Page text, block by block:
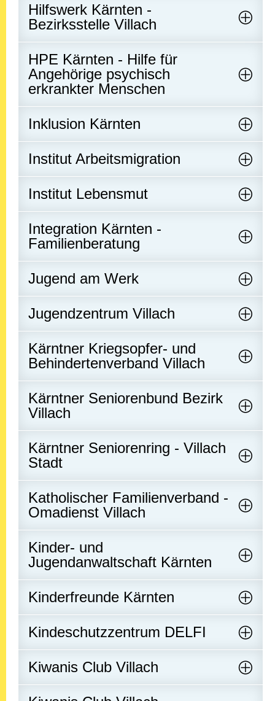
Hilfswerk Kärnten -
Bezirksstelle Villach
HPE Kärnten - Hilfe für
Angehörige psychisch
erkrankter Menschen
Inklusion Kärnten
Institut Arbeitsmigration
Institut Lebensmut
Integration Kärnten -
Familienberatung
Jugend am Werk
Jugendzentrum Villach
Kärntner Kriegsopfer- und
Behindertenverband Villach
Kärntner Seniorenbund Bezirk
Villach
Kärntner Seniorenring - Villach
Stadt
Katholischer Familienverband -
Omadienst Villach
Kinder- und
Jugendanwaltschaft Kärnten
Kinderfreunde Kärnten
Kindeschutzzentrum DELFI
Kiwanis Club Villach